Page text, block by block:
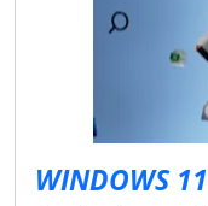
WINDOWS 11